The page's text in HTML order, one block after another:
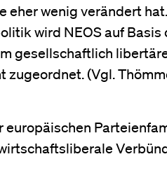
eher wenig verändert
wird NEOS auf Basis
gesellschaftlich
(Vgl.
europäischen